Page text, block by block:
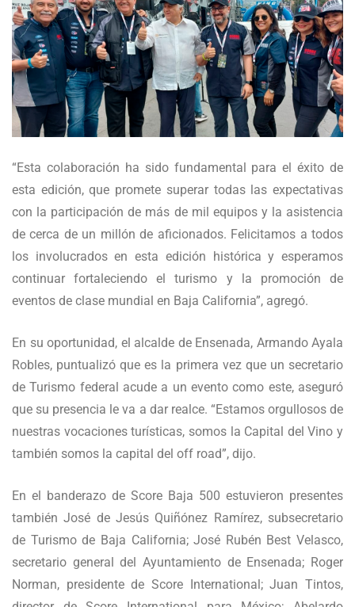
“Esta colaboración ha sido fundamental para el éxito de
esta edición, que promete superar todas las expectativas
con la participación de más de mil equipos y la asistencia
de cerca de un millón de aficionados. Felicitamos a todos
los involucrados en esta edición histórica y esperamos
continuar fortaleciendo el turismo y la promoción de
eventos de clase mundial en Baja California”, agregó.
En su oportunidad, el alcalde de Ensenada, Armando Ayala
Robles, puntualizó que es la primera vez que un secretario
de Turismo federal acude a un evento como este, aseguró
que su presencia le va a dar realce. “Estamos orgullosos de
nuestras vocaciones turísticas, somos la Capital del Vino y
también somos la capital del off road”, dijo.
En el banderazo de Score Baja 500 estuvieron presentes
también José de Jesús Quiñónez Ramírez, subsecretario
de Turismo de Baja California; José Rubén Best Velasco,
secretario general del Ayuntamiento de Ensenada; Roger
Norman, presidente de Score International; Juan Tintos,